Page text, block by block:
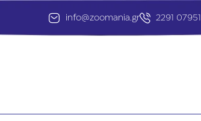
info@zoomania.gr 2291